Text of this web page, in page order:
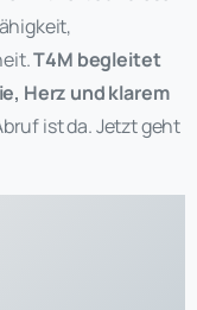
T4M begleitet
Herz und klarem
ist da. Jetzt geht